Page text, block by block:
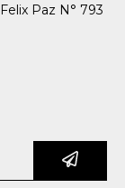
Paz N° 793